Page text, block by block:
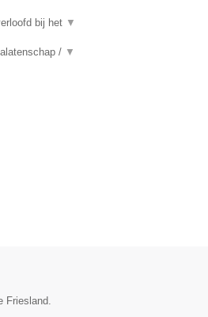
bij het ▼
/ ▼
Friesland.